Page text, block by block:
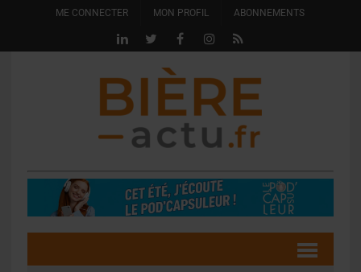
ME CONNECTER MON PROFIL ABONNEMENTS